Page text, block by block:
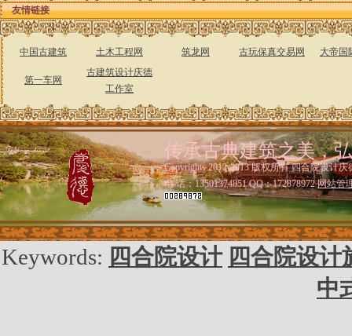
友情链接
中国古建筑 土木工程网 筑龙网 古玩保真交易网 大帝国
第一车网
古建筑设计庆德
工作室
传承古典建筑之美，
Copyrights 2012-2013 版权所有 四合院设计
电 话：13501374851 QQ：172878972网站管
Keywords: 四合院设计 四合院设计
中